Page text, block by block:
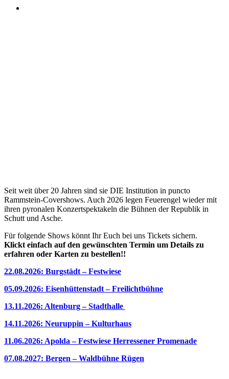
Seit weit über 20 Jahren sind sie DIE Institution in puncto
Rammstein-Covershows. Auch 2026 legen Feuerengel wieder mit
ihren pyronalen Konzertspektakeln die Bühnen der Republik in
Schutt und Asche.
Für folgende Shows könnt Ihr Euch bei uns Tickets sichern.
Klickt einfach auf den gewünschten Termin um Details zu
erfahren oder Karten zu bestellen!!
22.08.2026: Burgstädt – Festwiese
05.09.2026: Eisenhüttenstadt – Freilichtbühne
13.11.2026: Altenburg – Stadthalle
14.11.2026: Neuruppin – Kulturhaus
11.06.2026: Apolda – Festwiese Herressener Promenade
07.08.2027: Bergen – Waldbühne Rügen